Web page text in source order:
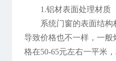
1.铝材表面处理材质
系统门窗的表面结
导致价格也不一样，一
格在50-65元左右一平米